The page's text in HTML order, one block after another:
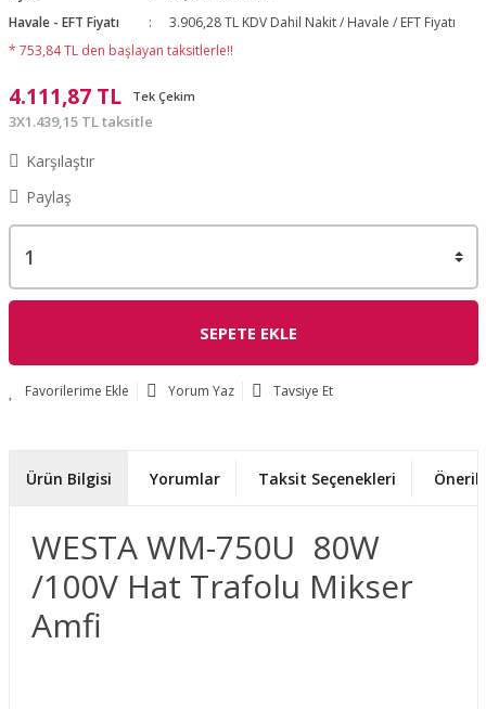
Havale - EFT Fiyatı
3.906,28 TL KDV Dahil Nakit / Havale / EFT Fiyatı
* 753,84 TL den başlayan taksitlerle!!
4.111,87 TL Tek Çekim
3X1.439,15 TL taksitle
Karşılaştır
Paylaş
SEPETE EKLE
Yorum Yaz Tavsiye Et
Ürün Bilgisi Yorumlar Taksit Seçenekleri
WESTA WM-750U 80W
/100V Hat Trafolu Mikser
Amfi